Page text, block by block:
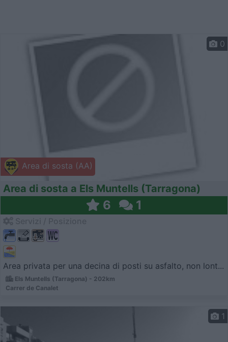
Area di sosta (AA)
0
Area di sosta a Els Muntells (Tarragona)
6 1
Area privata per una decina di posti su asfalto, non lont...
Els Muntells (Tarragona) - 202km
Carrer de Canalet
1